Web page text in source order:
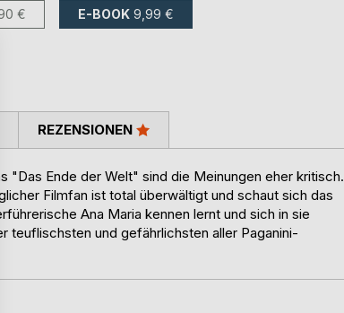
€ E-BOOK 9,99 €
"Das Ende der Welt" sind die Meinungen eher kritisch.
Filmfan ist total überwältigt und schaut sich das
Ana Maria kennen lernt und sich in sie
teuflischsten und gefährlichsten aller Paganini-
REZENSIONEN